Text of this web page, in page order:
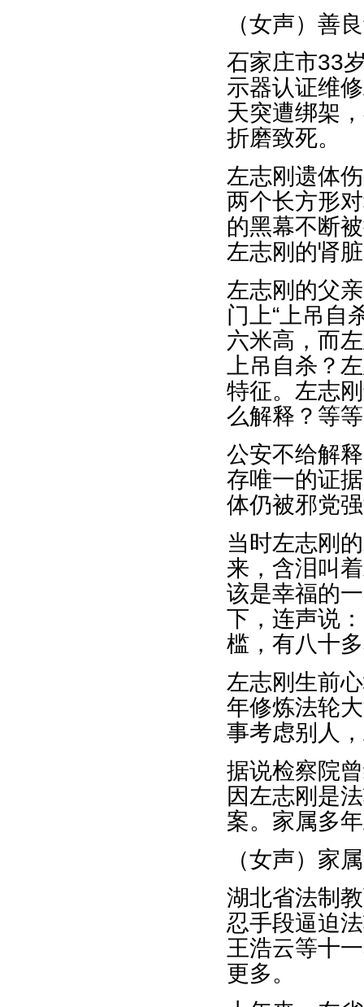
（女声）善
石家庄市33
示器认证维
天突遭绑架
折磨致死。
左志刚遗体
两个长方形
的黑幕不断
左志刚的肾
左志刚的父
门上“上吊自
六米高，而
上吊自杀？
特征。左志
么解释？等
公安不给解
存唯一的证
体仍被邪党
当时左志刚
来，含泪叫
该是幸福的
下，连声说
槛，有八十
左志刚生前
年修炼法轮
事考虑别人
据说检察院
因左志刚是
案。家属多
（女声）家
湖北省法制
忍手段逼迫
王浩云等十
更多。